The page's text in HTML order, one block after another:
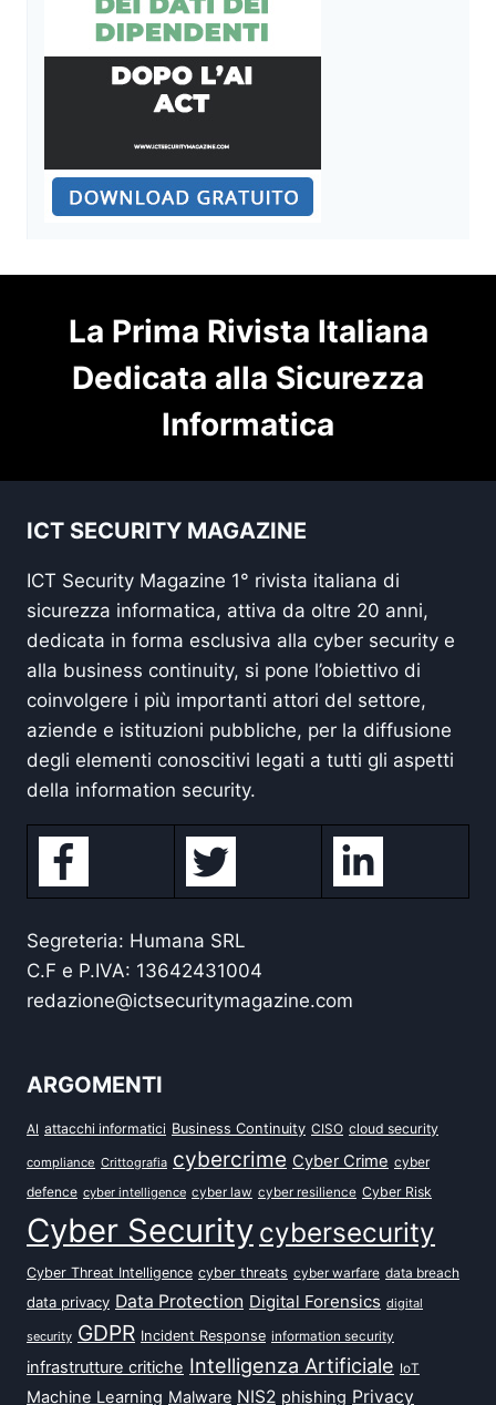
La Prima Rivista Italiana
Dedicata alla Sicurezza
Informatica
ICT SECURITY MAGAZINE
ICT Security Magazine 1° rivista italiana di
sicurezza informatica, attiva da oltre 20 anni,
dedicata in forma esclusiva alla cyber security e
alla business continuity, si pone l’obiettivo di
coinvolgere i più importanti attori del settore,
aziende e istituzioni pubbliche, per la diffusione
degli elementi conoscitivi legati a tutti gli aspetti
della information security.
Segreteria: Humana SRL
C.F e P.IVA: 13642431004
redazione@ictsecuritymagazine.com
ARGOMENTI
AI attacchi informatici Business Continuity CISO cloud security
compliance Crittografia cybercrime Cyber Crime cyber
defence cyber intelligence cyber law cyber resilience Cyber Risk
Cyber Security cybersecurity
Cyber Threat Intelligence cyber threats cyber warfare data breach
data privacy Data Protection Digital Forensics digital
security GDPR Incident Response information security
infrastrutture critiche Intelligenza Artificiale IoT
Machine Learning Malware NIS2 phishing Privacy